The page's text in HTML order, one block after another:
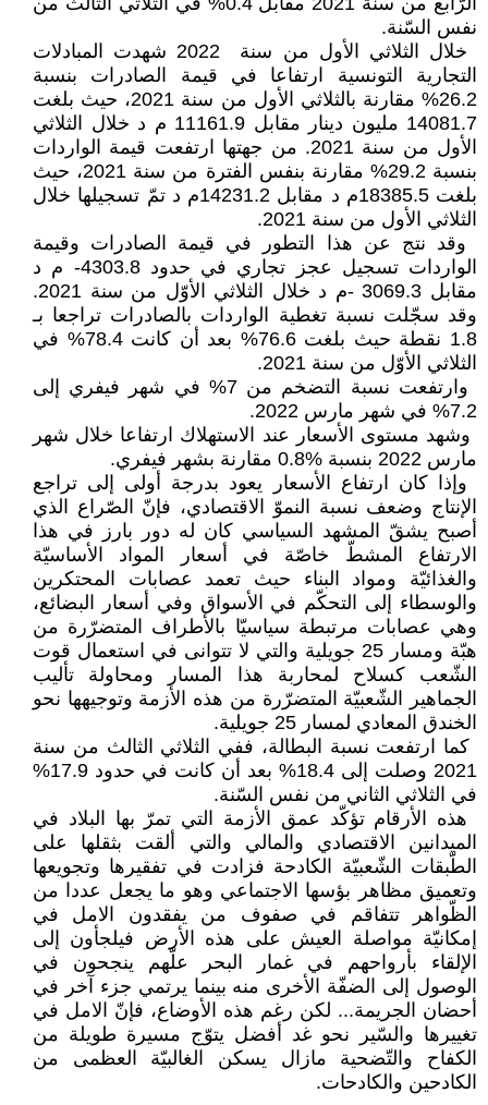
نفس ‏السّنة.‏
‎ ‎خلال الثلاثي الأول من سنة ‏‎2022 ‎‏ ‏شهدت المبادلات
التجارية التونسية ‏ارتفاعا في قيمة الصادرات ‏بنسبة
26.2‏‎%‎‏ مقارنة بالثلاثي الأول من ‏سنة 2021، حيث بلغت
14081.7 ‏مليون دينار مقابل 11161.9 م د خلال ‏الثلاثي
الأول من سنة 2021. من جهتها ‏ارتفعت قيمة الواردات
بنسبة 29.2% ‏مقارنة بنفس الفترة من سنة 2021، ‏حيث
بلغت 18385.5م د مقابل ‏‏14231.2م د تمّ تسجيلها خلال
الثلاثي ‏الأول من سنة 2021‏‎.‎
‎ ‎وقد نتج عن هذا التطور في قيمة ‏الصادرات وقيمة
الواردات تسجيل عجز ‏تجاري في حدود 4303.8- م د
مقابل ‏‏3069.3‏‎- ‎م د خلال الثلاثي الأوّل من ‏سنة 2021.
وقد سجّلت نسبة تغطية ‏الواردات بالصادرات تراجعا بـ
1.8 ‏نقطة حيث بلغت 76.6‏‎%‎‏ بعد أن كانت ‏‏78.4‏‎%‎‏ في
الثلاثي الأوّل من سنة ‏‏2021‏‎.‎
‎ ‎وارتفعت نسبة التضخم من 7‏‎%‎‏ في ‏شهر فيفري إلى
7.2‏‎%‎‏ في شهر مارس ‏‏2022‏‎.‎
‎ ‎وشهد مستوى الأسعار عند الاستهلاك ‏ارتفاعا خلال شهر
مارس 2022 بنسبة ‏‏0.8% مقارنة بشهر فيفري‎.‎
‏ وإذا كان ارتفاع الأسعار يعود بدرجة ‏أولى إلى تراجع
الإنتاج وضعف نسبة ‏النموّ الاقتصادي، فإنّ الصّراع الذي
‏أصبح يشقّ المشهد السياسي كان له دور ‏بارز في هذا
الارتفاع المشطّ خاصّة في ‏أسعار المواد الأساسيّة
والغذائيّة ومواد ‏البناء حيث تعمد عصابات المحتكرين
‏والوسطاء إلى التحكّم في الأسواق وفي ‏أسعار البضائع،
وهي عصابات مرتبطة ‏سياسيّا بالأطراف المتضرّرة من
هبّة ‏ومسار 25 جويلية والتي لا تتوانى في ‏استعمال قوت
الشّعب كسلاح لمحاربة هذا ‏المسار ومحاولة تأليب
الجماهير الشّعبيّة ‏المتضرّرة من هذه الأزمة وتوجيهها نحو
‏الخندق المعادي لمسار 25 جويلية.‏
‏ كما ارتفعت نسبة البطالة، ففي الثلاثي ‏الثالث من سنة
في الثلاثي الثاني من نفس ‏السّنة‎.‎
‏ هذه الأرقام تؤكّد عمق الأزمة التي ‏تمرّ بها البلاد في
الميدانين الاقتصادي ‏والمالي والتي ألقت بثقلها على
الطّبقات ‏الشّعبيّة الكادحة فزادت في تفقيرها ‏وتجويعها
وتعميق مظاهر بؤسها ‏الاجتماعي وهو ما يجعل عددا من
‏الظّواهر تتفاقم في صفوف من يفقدون ‏الامل في
إمكانيّة مواصلة العيش على هذه ‏الأرض فيلجأون إلى
الإلقاء بأرواحهم في ‏غمار البحر علّهم ينجحون في
الوصول ‏إلى الضفّة الأخرى منه بينما يرتمي جزء ‏آخر في
أحضان الجريمة... لكن رغم ‏هذه الأوضاع، فإنّ الامل في
تغييرها ‏والسّير نحو غد أفضل يتوّج مسيرة ‏طويلة من
الكفاح والتّضحية مازال يسكن ‏الغالبيّة العظمى من
الكادحين والكادحات. ‏